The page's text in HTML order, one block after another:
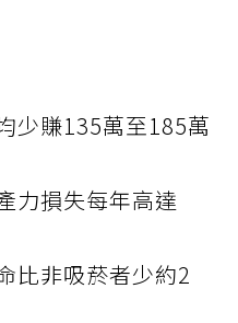
少賺135萬至185萬
力損失每年高達
比非吸菸者少約2